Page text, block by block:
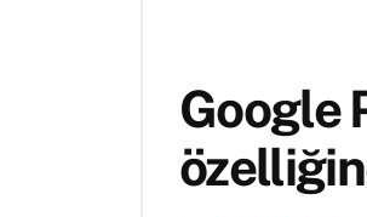
Google